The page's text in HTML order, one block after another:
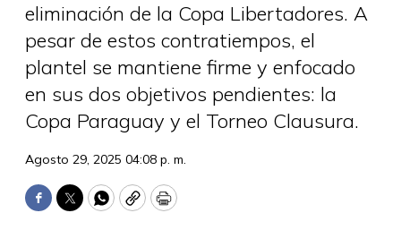
eliminación de la Copa Libertadores. A
pesar de estos contratiempos, el
plantel se mantiene firme y enfocado
en sus dos objetivos pendientes: la
Copa Paraguay y el Torneo Clausura.
Agosto 29, 2025 04:08 p. m.
Facebook
TwitterWhatsApp
CopyPrint